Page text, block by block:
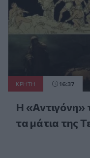
ΚΡΗΤΗ 16:37
Η «Αντιγόνη»
τα μάτια της